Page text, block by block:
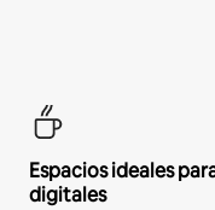
Espacios ideales
digitales